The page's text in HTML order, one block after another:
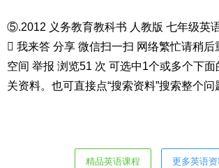
⑤.2012 义务教育教科书 人教版 七年级英
 我来答 分享 微信扫一扫 网络繁忙请稍后
空间 举报 浏览51 次 可选中1个或多个下面
关资料。也可直接点“搜索资料”搜索整个问
精品英语课程 更多英语